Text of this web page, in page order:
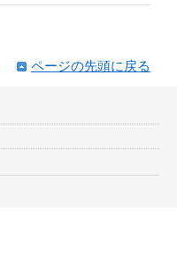
ページの先頭に戻る